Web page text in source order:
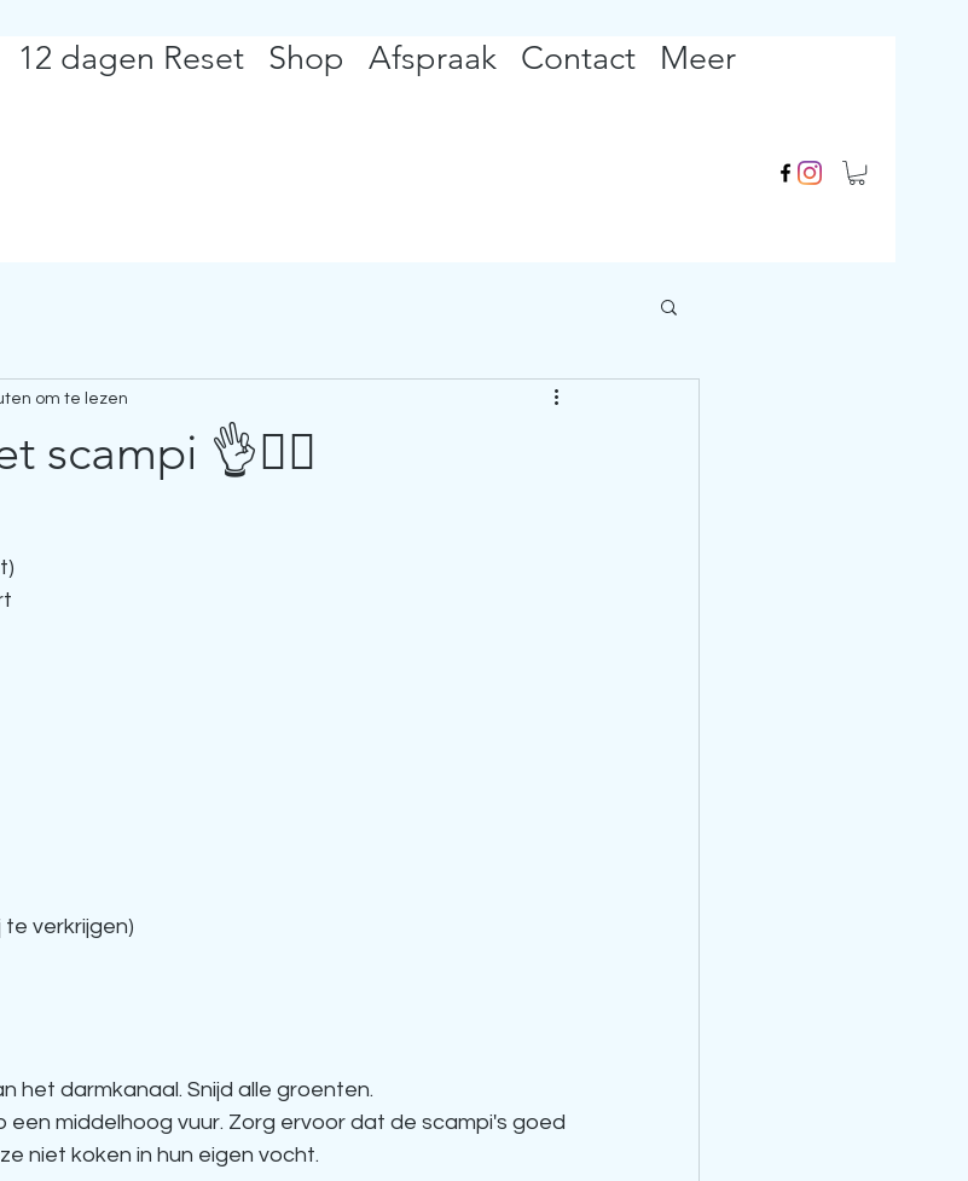
12 dagen Reset Shop Afspraak Contact Meer
scampi 👌🧚‍♀️
om te lezen
te verkrijgen)
het darmkanaal. Snijd alle groenten.
een middelhoog vuur. Zorg ervoor dat de scampi's goed
niet koken in hun eigen vocht.